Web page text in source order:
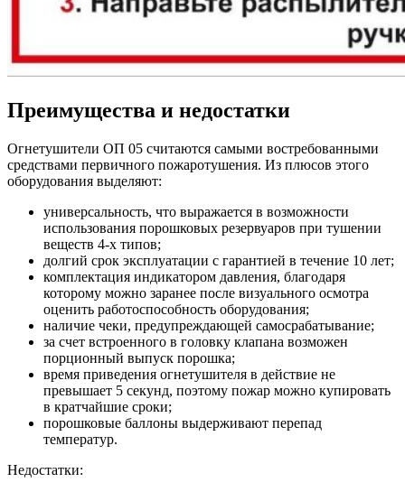
Преимущества и недостатки
Огнетушители ОП 05 считаются самыми востребованными
средствами первичного пожаротушения. Из плюсов этого
оборудования выделяют:
универсальность, что выражается в возможности
использования порошковых резервуаров при тушении
веществ 4-х типов;
долгий срок эксплуатации с гарантией в течение 10 лет;
комплектация индикатором давления, благодаря
которому можно заранее после визуального осмотра
оценить работоспособность оборудования;
наличие чеки, предупреждающей самосрабатывание;
за счет встроенного в головку клапана возможен
порционный выпуск порошка;
время приведения огнетушителя в действие не
превышает 5 секунд, поэтому пожар можно купировать
в кратчайшие сроки;
порошковые баллоны выдерживают перепад
температур.
Недостатки: